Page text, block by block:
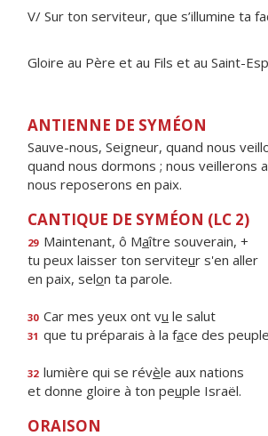
V/ Sur ton serviteur, que s’illumine ta
Gloire au Père et au Fils et au Saint-
ANTIENNE DE SYMÉON
Sauve-nous, Seigneur, quand nous
quand nous dormons ; nous veillerons
nous reposerons en paix.
CANTIQUE DE SYMÉON (LC 2)
29 Maintenant, ô Maître souverain, +
tu peux laisser ton serviteur s'en aller
en paix, selon ta parole.
30 Car mes yeux ont vu le salut
31 que tu préparais à la face des
32 lumière qui se révèle aux nations
et donne gloire à ton peuple Israël.
ORAISON